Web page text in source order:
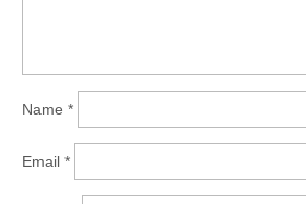
Name *
Email *